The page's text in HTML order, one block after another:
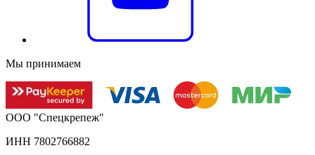
Мы принимаем
ООО "Спецкрепеж"
ИНН 7802766882